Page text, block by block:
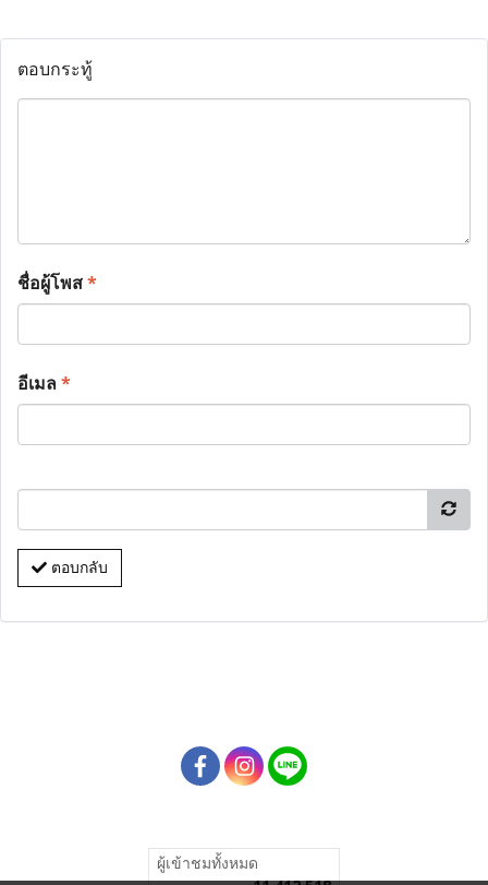
ตอบกระทู้
ชื่อผู้โพส*
อีเมล*
ตอบกลับ
ผู้เข้าชมทั้งหมด